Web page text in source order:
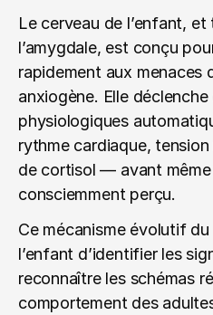
Le cerveau de l’enfant,
l’amygdale, est conçu
rapidement aux menaces
anxiogène. Elle
physiologiques
rythme cardiaque,
de cortisol — avant
consciemment perçu.
Ce mécanisme évolutif
l’enfant d’identifier les
reconnaître les schémas
comportement des